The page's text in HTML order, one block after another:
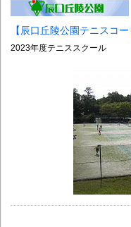
【辰口丘陵公園テニスコ
2023年度テニススクール